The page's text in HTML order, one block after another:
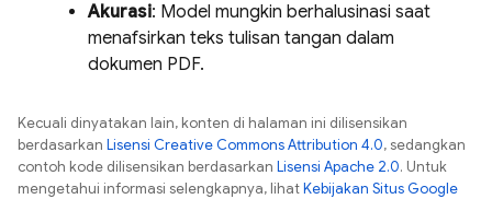
Akurasi: Model mungkin berhalusinasi saat
menafsirkan teks tulisan tangan dalam
dokumen PDF.
Kecuali dinyatakan lain, konten di halaman ini dilisensikan
berdasarkan Lisensi Creative Commons Attribution 4.0, sedangkan
contoh kode dilisensikan berdasarkan Lisensi Apache 2.0. Untuk
mengetahui informasi selengkapnya, lihatKebijakan Situs Google